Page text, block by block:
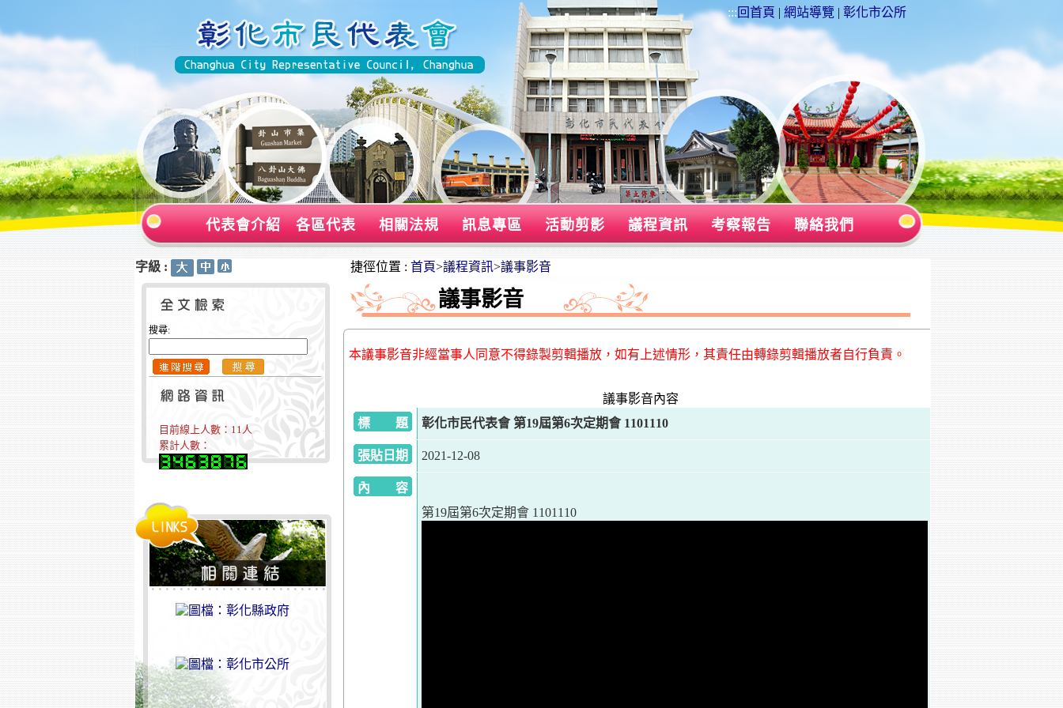
::: 回首頁 | 網站導覽 | 彰化市公所
代表會介紹 各區代表 相關法規 訊息專區 活動剪影 議程資訊 考察報告 聯絡我們
字級 :
搜尋:
目前線上人數： 11人
累計人數：
捷徑位置 : 首頁>議程資訊>議事影音
議事影音
本議事影音非經當事人同意不得錄製剪輯播放，如有上述情形，其責任由轉錄剪輯播放者自行負責。
議事影音內容
標 題
彰化市民代表會 第19屆第6次定期會 1101110
張貼日期 2021-12-08
內 容
第19屆第6次定期會 1101110